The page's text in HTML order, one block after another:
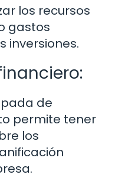
los recursos
gastos
inversiones.
de
permite tener
los